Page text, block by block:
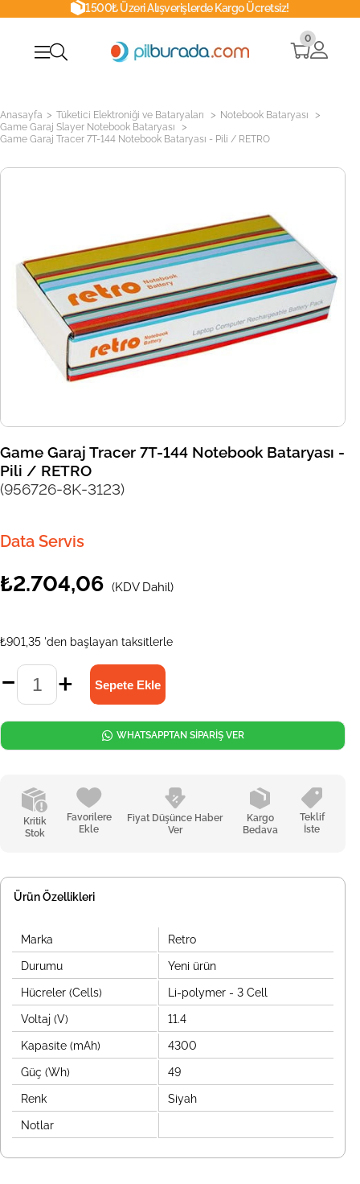
1500₺ Üzeri Alışverişlerde Kargo Ücretsiz!
0
Anasayfa > Tüketici Elektroniği ve Bataryaları > Notebook Bataryası >
Game Garaj Slayer Notebook Bataryası >
Game Garaj Tracer 7T-144 Notebook Bataryası - Pili / RETRO
Game Garaj Tracer 7T-144 Notebook Bataryası -
Pili / RETRO
(956726-8K-3123)
Data Servis
₺2.704,06 (KDV Dahil)
₺901,35 'den başlayan taksitlerle
Kritik
Stok
Favorilere
Ekle
Fiyat Düşünce Haber
Ver
Kargo
Bedava
Teklif
İste
WHATSAPPTAN SİPARİŞ VER
Ürün Özellikleri
Marka Retro
Durumu Yeni ürün
Hücreler (Cells) Li-polymer - 3 Cell
Voltaj (V) 11.4
Kapasite (mAh) 4300
Güç (Wh) 49
Renk Siyah
Notlar